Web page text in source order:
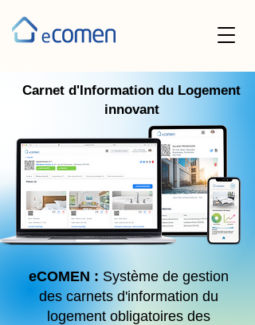
Carnet d'Information du Logement
innovant
eCOMEN : Système de gestion
des carnets d'information du
logement obligatoires des